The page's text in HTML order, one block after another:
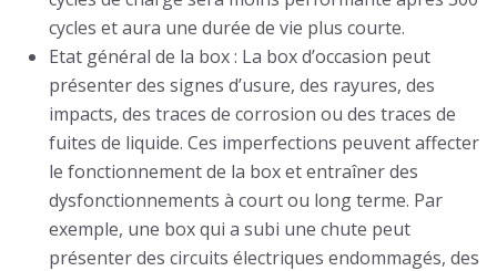
cycles et aura une durée de vie plus courte.
Etat général de la box : La box d’occasion peut
présenter des signes d’usure, des rayures, des
impacts, des traces de corrosion ou des traces de
fuites de liquide. Ces imperfections peuvent affecter
le fonctionnement de la box et entraîner des
dysfonctionnements à court ou long terme. Par
exemple, une box qui a subi une chute peut
présenter des circuits électriques endommagés, des